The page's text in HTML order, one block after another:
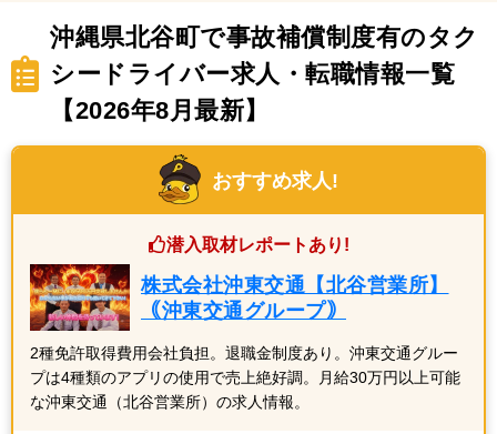
沖縄県北谷町で事故補償制度有のタク
シードライバー求人・転職情報一覧
【2026年8月最新】
おすすめ求人!
潜入取材レポートあり!
株式会社沖東交通【北谷営業所】
｟沖東交通グループ｠
2種免許取得費用会社負担。退職金制度あり。沖東交通グルー
プは4種類のアプリの使用で売上絶好調。月給30万円以上可能
な沖東交通（北谷営業所）の求人情報。